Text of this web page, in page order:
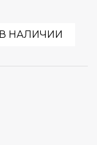
НАЛИЧИИ